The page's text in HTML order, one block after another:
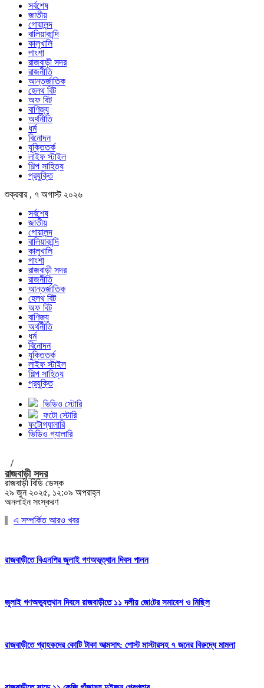
সর্বশেষ
জাতীয়
গোয়ালন্দ
বালিয়াকান্দি
কালুখালি
পাংশা
রাজবাড়ী সদর
রাজনীতি
আন্তর্জাতিক
হেলথ বিট
অফ বিট
বাণিজ্য
অর্থনীতি
ধর্ম
বিনোদন
যুক্তিতর্ক
লাইফ স্টাইল
শিল্প সাহিত্য
প্রযুক্তি
শুক্রবার , ৭ অগাস্ট ২০২৬
সর্বশেষ
জাতীয়
গোয়ালন্দ
বালিয়াকান্দি
কালুখালি
পাংশা
রাজবাড়ী সদর
রাজনীতি
আন্তর্জাতিক
হেলথ বিট
অফ বিট
বাণিজ্য
অর্থনীতি
ধর্ম
বিনোদন
যুক্তিতর্ক
লাইফ স্টাইল
শিল্প সাহিত্য
প্রযুক্তি
ভিডিও স্টোরি
ফটো স্টোরি
ফটোগ্যালারি
ভিডিও গ্যালারি
/
রাজবাড়ী সদর
রাজবাড়ী বিডি ডেস্ক
২৯ জুন ২০২৫, ১২:০৯ অপরাহ্ন
অনলাইন সংস্করণ
এ সম্পর্কিত আরও খবর
রাজবাড়ীতে বিএন‌পির জুলাই গণঅভূত্থান দিবস পালন
জুলাই গণঅভ্যুত্থান দিবসে রাজবাড়ীতে ১১ দলীয় জো‌টের সমাবেশ ও মি‌ছিল
রাজবাড়ীতে গ্রাহকদের কোটি টাকা আত্মসাৎ: পোস্ট মাস্টারসহ ৭ জনের বিরুদ্ধে মামলা